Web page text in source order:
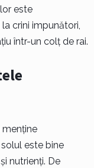
este
crini impunători,
într-un colț de rai.
menține
este bine
nutrienți. De